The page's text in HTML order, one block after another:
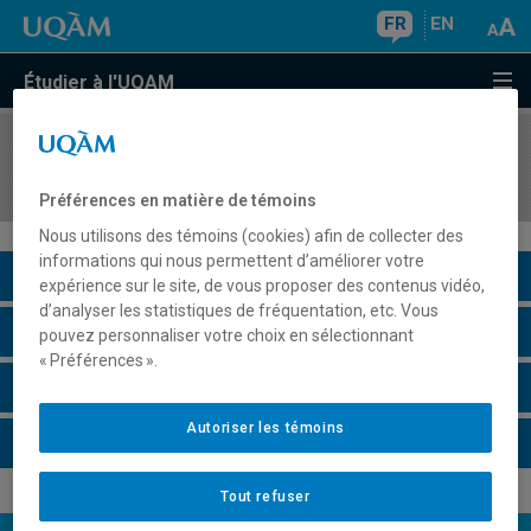
FR EN
Étudier à l'UQAM
COURS//
Description du cours
Horaire - Été 2026
Préférences en matière de témoins
Nous utilisons des témoins (cookies) afin de collecter des
informations qui nous permettent d’améliorer votre
expérience sur le site, de vous proposer des contenus vidéo,
d’analyser les statistiques de fréquentation, etc. Vous
pouvez personnaliser votre choix en sélectionnant
« Préférences ».
Tout refuser
Autoriser les témoins